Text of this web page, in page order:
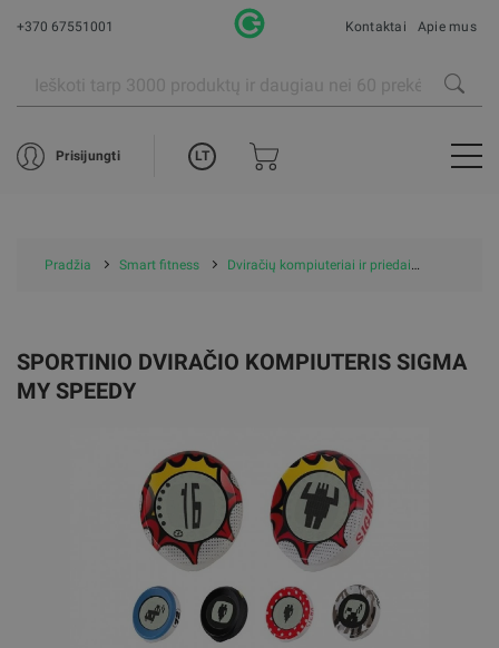
+370 67551001 Kontaktai Apie mus
Prisijungti LT
Pradžia Smart fitness Dviračių kompiuteriai ir priedai
SPORTINIO DVIRAČIO KOMPIUTERIS SIGMA
MY SPEEDY